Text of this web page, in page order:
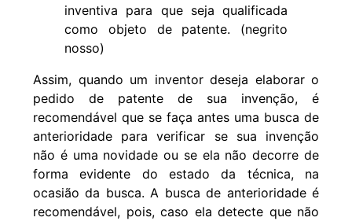
inventiva para que seja qualificada
como objeto de patente. (negrito
nosso)
Assim, quando um inventor deseja elaborar o
pedido de patente de sua invenção, é
recomendável que se faça antes uma busca de
anterioridade para verificar se sua invenção
não é uma novidade ou se ela não decorre de
forma evidente do estado da técnica, na
ocasião da busca. A busca de anterioridade é
recomendável, pois, caso ela detecte que não